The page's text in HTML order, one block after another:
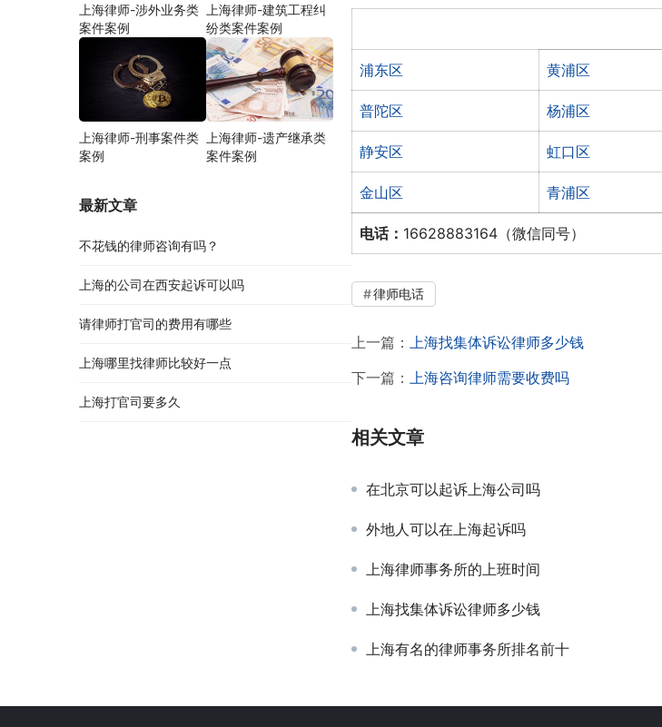
浦东区 黄浦区
普陀区 杨浦区
静安区 虹口区
金山区 青浦区
电话： 16628883164（微信同号）
律师电话
上一篇： 上海找集体诉讼律师多少钱
下一篇： 上海咨询律师需要收费吗
相关文章
在北京可以起诉上海公司吗
外地人可以在上海起诉吗
上海律师事务所的上班时间
上海找集体诉讼律师多少钱
上海有名的律师事务所排名前十
上海律师-涉外业务类
案件案例
上海律师-建筑工程纠
纷类案件案例
上海律师-刑事案件类
案例
上海律师-遗产继承类
案件案例
最新文章
不花钱的律师咨询有吗？
上海的公司在西安起诉可以吗
请律师打官司的费用有哪些
上海哪里找律师比较好一点
上海打官司要多久